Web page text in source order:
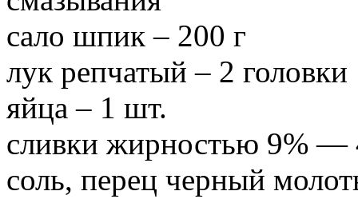
сало шпик – 200 г
лук репчатый – 2 головки
яйца – 1 шт.
сливки жирностью 9% —
соль, перец черный